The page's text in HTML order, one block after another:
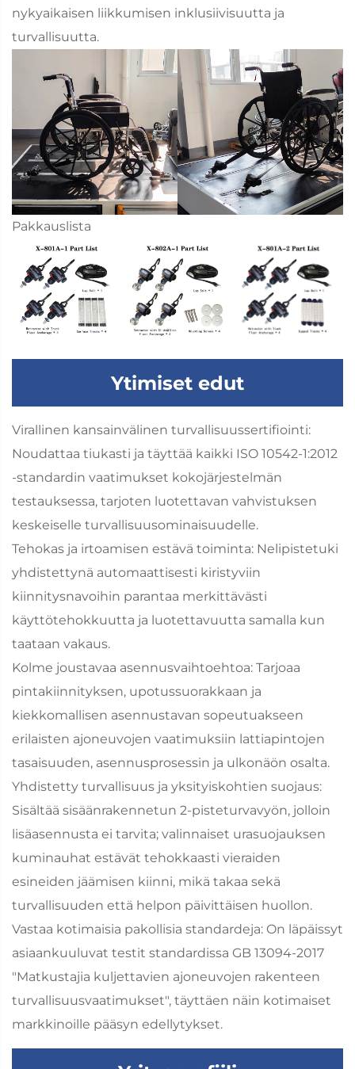
nykyaikaisen liikkumisen inklusiivisuutta ja
turvallisuutta.
Pakkauslista
Ytimiset edut
Virallinen kansainvälinen turvallisuussertifiointi:
Noudattaa tiukasti ja täyttää kaikki ISO 10542-1:2012
-standardin vaatimukset kokojärjestelmän
testauksessa, tarjoten luotettavan vahvistuksen
keskeiselle turvallisuusominaisuudelle.
Tehokas ja irtoamisen estävä toiminta: Nelipistetuki
yhdistettynä automaattisesti kiristyviin
kiinnitysnavoihin parantaa merkittävästi
käyttötehokkuutta ja luotettavuutta samalla kun
taataan vakaus.
Kolme joustavaa asennusvaihtoehtoa: Tarjoaa
pintakiinnityksen, upotussuorakkaan ja
kiekkomallisen asennustavan sopeutuakseen
erilaisten ajoneuvojen vaatimuksiin lattiapintojen
tasaisuuden, asennusprosessin ja ulkonäön osalta.
Yhdistetty turvallisuus ja yksityiskohtien suojaus:
Sisältää sisäänrakennetun 2-pisteturvavyön, jolloin
lisäasennusta ei tarvita; valinnaiset urasuojauksen
kuminauhat estävät tehokkaasti vieraiden
esineiden jäämisen kiinni, mikä takaa sekä
turvallisuuden että helpon päivittäisen huollon.
Vastaa kotimaisia pakollisia standardeja: On läpäissyt
asiaankuuluvat testit standardissa GB 13094-2017
"Matkustajia kuljettavien ajoneuvojen rakenteen
turvallisuusvaatimukset", täyttäen näin kotimaiset
markkinoille pääsyn edellytykset.